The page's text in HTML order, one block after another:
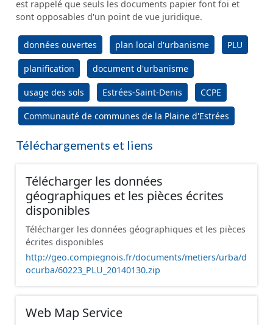
est rappelé que seuls les documents papier font foi et
sont opposables d'un point de vue juridique.
données ouvertes plan local d'urbanisme PLU
planification document d'urbanisme
usage des sols Estrées-Saint-Denis CCPE
Communauté de communes de la Plaine d'Estrées
Téléchargements et liens
Télécharger les données
géographiques et les pièces écrites
disponibles
Télécharger les données géographiques et les pièces
écrites disponibles
http://geo.compiegnois.fr/documents/metiers/urba/d
ocurba/60223_PLU_20140130.zip
Web Map Service